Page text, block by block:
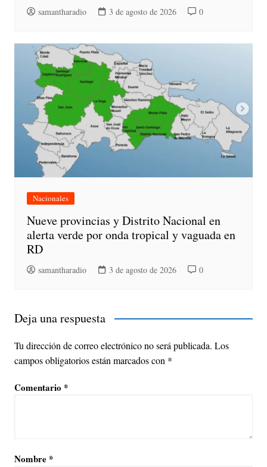
samantharadio 3 de agosto de 2026 0
Nacionales
Nueve provincias y Distrito Nacional en
alerta verde por onda tropical y vaguada en
RD
samantharadio 3 de agosto de 2026 0
Deja una respuesta
Tu dirección de correo electrónico no será publicada. Los
campos obligatorios están marcados con *
Comentario *
Nombre *